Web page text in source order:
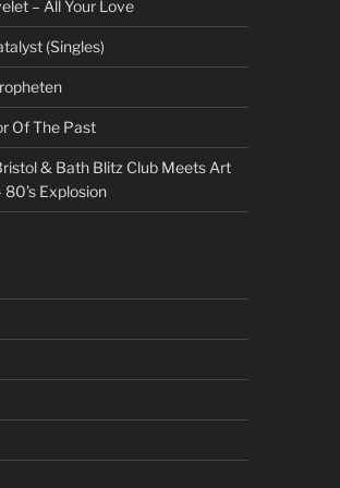
– All Your Love
(Singles)
Of The Past
& Bath Blitz Club Meets Art
Explosion